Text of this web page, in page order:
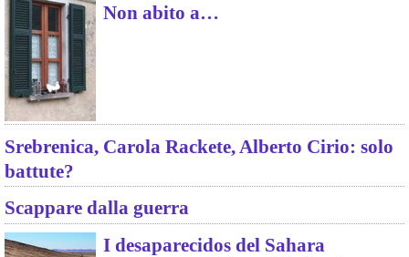
Non abito a…
Srebrenica, Carola Rackete, Alberto Cirio: solo
battute?
Scappare dalla guerra
I desaparecidos del Sahara